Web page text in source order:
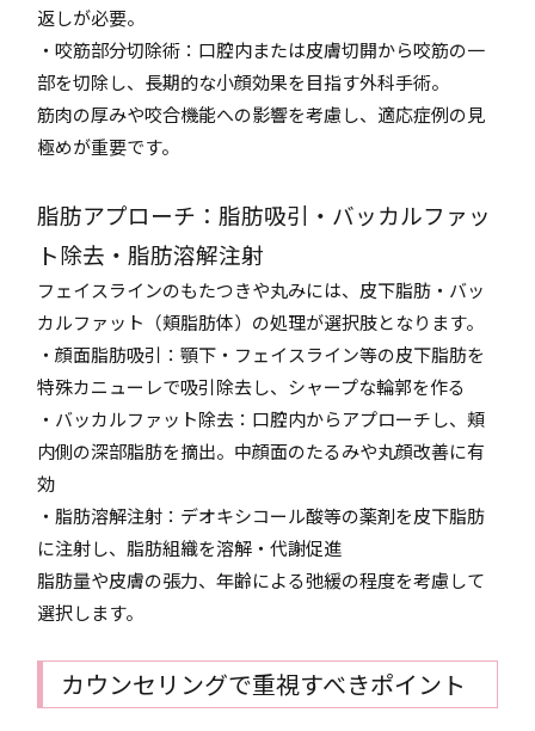
返しが必要。
・咬筋部分切除術：口腔内または皮膚切開から咬筋の一
部を切除し、長期的な小顔効果を目指す外科手術。
筋肉の厚みや咬合機能への影響を考慮し、適応症例の見
極めが重要です。
脂肪アプローチ：脂肪吸引・バッカルファッ
ト除去・脂肪溶解注射
フェイスラインのもたつきや丸みには、皮下脂肪・バッ
カルファット（頬脂肪体）の処理が選択肢となります。
・顔面脂肪吸引：顎下・フェイスライン等の皮下脂肪を
特殊カニューレで吸引除去し、シャープな輪郭を作る
・バッカルファット除去：口腔内からアプローチし、頬
内側の深部脂肪を摘出。中顔面のたるみや丸顔改善に有
効
・脂肪溶解注射：デオキシコール酸等の薬剤を皮下脂肪
に注射し、脂肪組織を溶解・代謝促進
脂肪量や皮膚の張力、年齢による弛緩の程度を考慮して
選択します。
カウンセリングで重視すべきポイント